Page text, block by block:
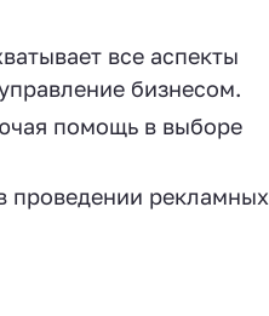
все аспекты
бизнесом.
помощь в выборе
проведении рекламных